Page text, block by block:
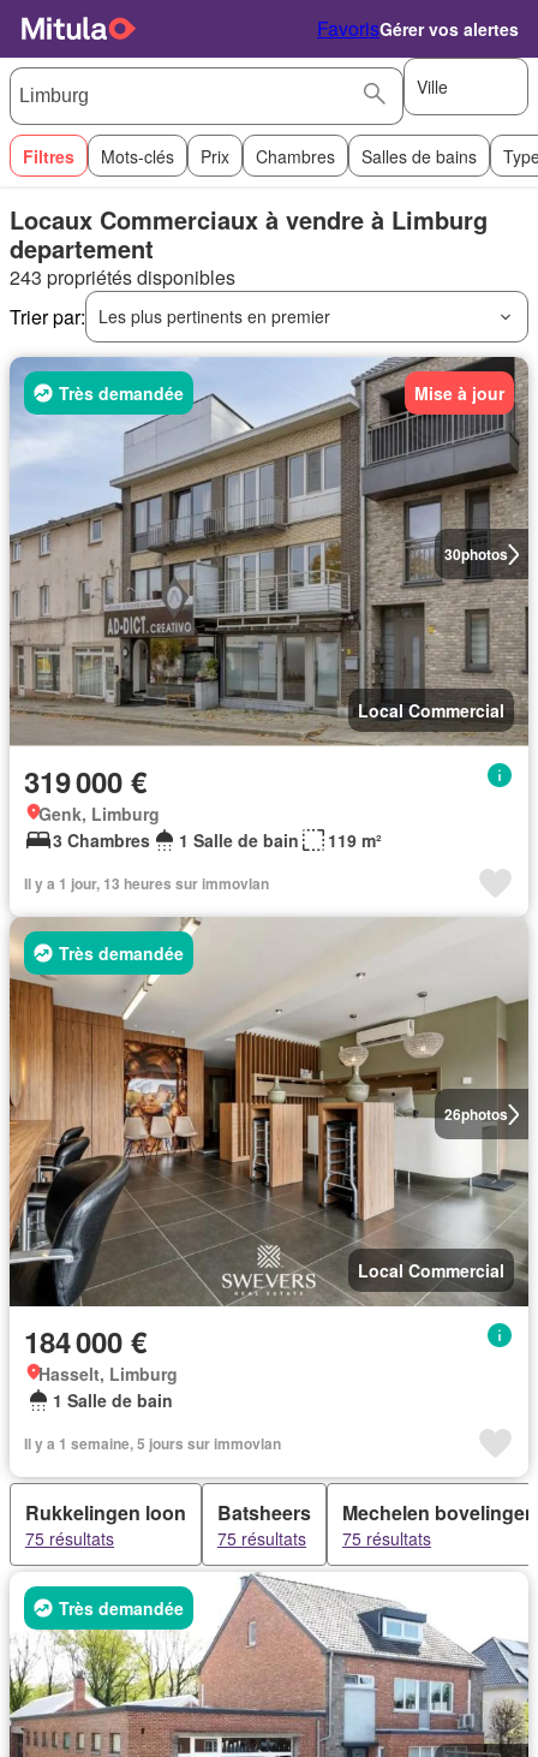
FavorisGérer vos alertes
Ville
Filtres Mots-clés Prix Chambres Salles de bains
Locaux Commerciaux à vendre à Limburg
departement
243 propriétés disponibles
Trier par:
Les plus pertinents en premier
30photos
Très demandée Mise à jour
Local Commercial
319 000 €
Genk, Limburg
3 Chambres
1 Salle de bain 119 m²
Il y a 1 jour, 13 heures sur immovlan
26photos
Très demandée
Local Commercial
184 000 €
Hasselt, Limburg
1 Salle de bain
Il y a 1 semaine, 5 jours sur immovlan
Rukkelingen loon
75 résultats
Batsheers
75 résultats
Mechelen bovelingen
75 résultats
Très demandée